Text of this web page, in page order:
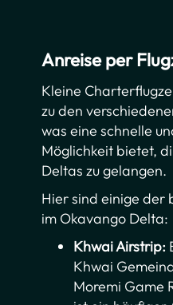
Anreise per
Kleine
zu den
was eine schnelle
Möglichkeit bietet,
Deltas zu gelangen.
Hier sind einige der
im Okavango Delta:
Khwai Airstrip:
Khwai
Moremi Game